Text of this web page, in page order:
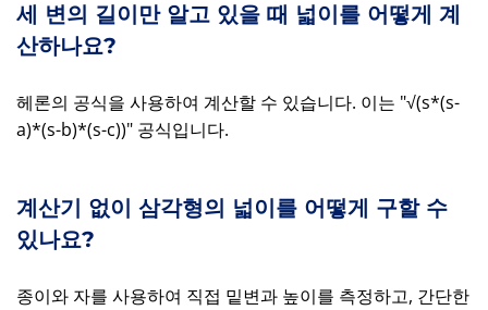
세 변의 길이만 알고 있을 때 넓이를 어떻게 계
산하나요?
헤론의 공식을 사용하여 계산할 수 있습니다. 이는 "√(s*(s-
a)*(s-b)*(s-c))" 공식입니다.
계산기 없이 삼각형의 넓이를 어떻게 구할 수
있나요?
종이와 자를 사용하여 직접 밑변과 높이를 측정하고, 간단한